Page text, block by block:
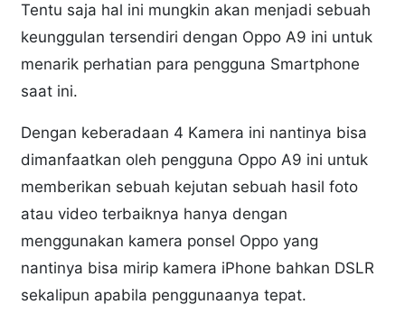
Tentu saja hal ini mungkin akan menjadi sebuah
keunggulan tersendiri dengan Oppo A9 ini untuk
menarik perhatian para pengguna Smartphone
saat ini.
Dengan keberadaan 4 Kamera ini nantinya bisa
dimanfaatkan oleh pengguna Oppo A9 ini untuk
memberikan sebuah kejutan sebuah hasil foto
atau video terbaiknya hanya dengan
menggunakan kamera ponsel Oppo yang
nantinya bisa mirip kamera iPhone bahkan DSLR
sekalipun apabila penggunaanya tepat.